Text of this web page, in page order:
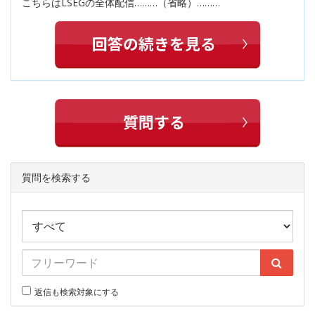
質問を検索する
返信も検索対象にする